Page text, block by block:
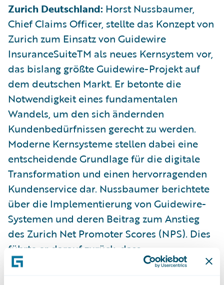
Zurich Deutschland: Horst Nussbaumer,
Chief Claims Officer, stellte das Konzept von
Zurich zum Einsatz von Guidewire
InsuranceSuiteTM als neues Kernsystem vor,
das bislang größte Guidewire-Projekt auf
dem deutschen Markt. Er betonte die
Notwendigkeit eines fundamentalen
Wandels, um den sich ändernden
Kundenbedürfnissen gerecht zu werden.
Moderne Kernsysteme stellen dabei eine
entscheidende Grundlage für die digitale
Transformation und einen hervorragenden
Kundenservice dar. Nussbaumer berichtete
über die Implementierung von Guidewire-
Systemen und deren Beitrag zum Anstieg
des Zurich Net Promoter Scores (NPS). Dies
führte er darauf zurück, dass
Schadenregulierer und